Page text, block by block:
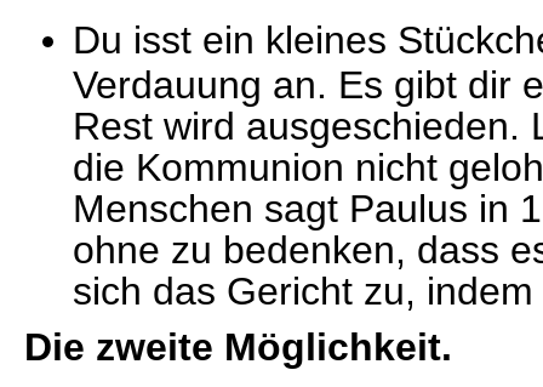
Du isst ein kleines
Verdauung an. Es gibt dir
Rest wird ausgeschieden.
die Kommunion nicht
Menschen sagt Paulus in
ohne zu bedenken, dass
sich das Gericht zu,
Die zweite Möglichkeit.